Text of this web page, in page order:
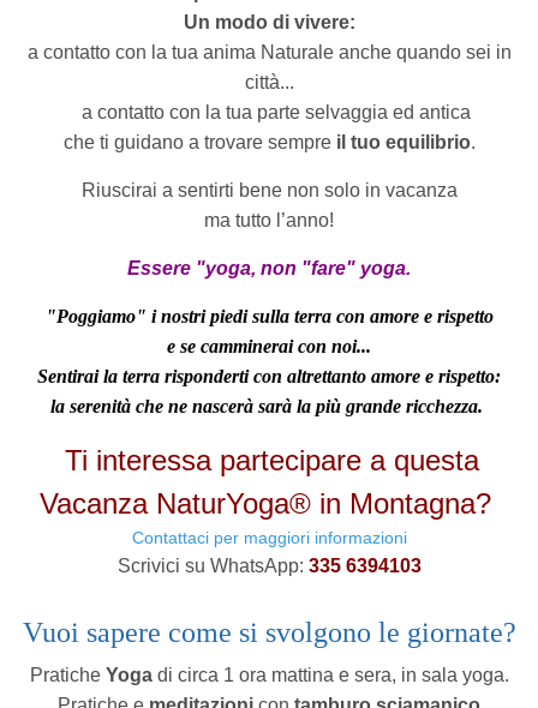
Un modo di vivere:
a contatto con la tua anima Naturale anche quando sei in
città...
a contatto con la tua parte selvaggia ed antica
che ti guidano a trovare sempreil tuo equilibrio.
Riuscirai a sentirti bene non solo in vacanza
ma tutto l’anno!
Essere "yoga, non "fare" yoga.
"Poggiamo" i nostri piedi sulla terra con amore e rispetto
e se camminerai con noi...
Sentirai la terra risponderti con altrettanto amore e rispetto:
la serenità che ne nascerà sarà la più grande ricchezza.
Ti interessa partecipare a questa
Vacanza NaturYoga® in Montagna?
Contattaci per maggiori informazioni
Scrivici su WhatsApp: 335 6394103
Vuoi sapere come si svolgono le giornate?
Pratiche Yogadi circa 1 ora mattina e sera, in sala yoga.